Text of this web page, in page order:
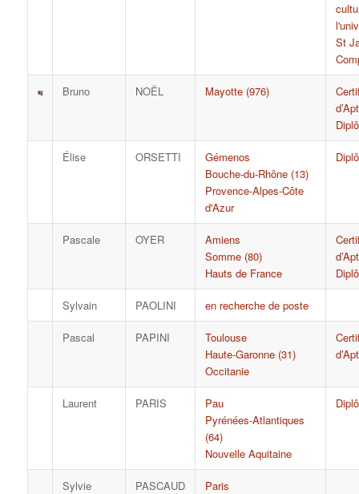
St
Bruno NOËL Mayotte (976)
Élise ORSETTI
Gémenos
Bouche-du-Rhône (13)
Provence-Alpes-Côte
d'Azur
Pascale OYER
Amiens
Somme (80)
Hauts de France
Sylvain PAOLINI en recherche de poste
Pascal PAPINI
Toulouse
Haute-Garonne (31)
Occitanie
Laurent PARIS
Pau
Pyrénées-Atlantiques
(64)
Nouvelle Aquitaine
Sylvie PASCAUD Paris